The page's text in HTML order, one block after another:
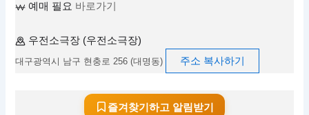
예매 필요 바로가기
우전소극장 (우전소극장)
대구광역시 남구 현충로 256 (대명동) 주소 복사하기
즐겨찾기하고 알림받기